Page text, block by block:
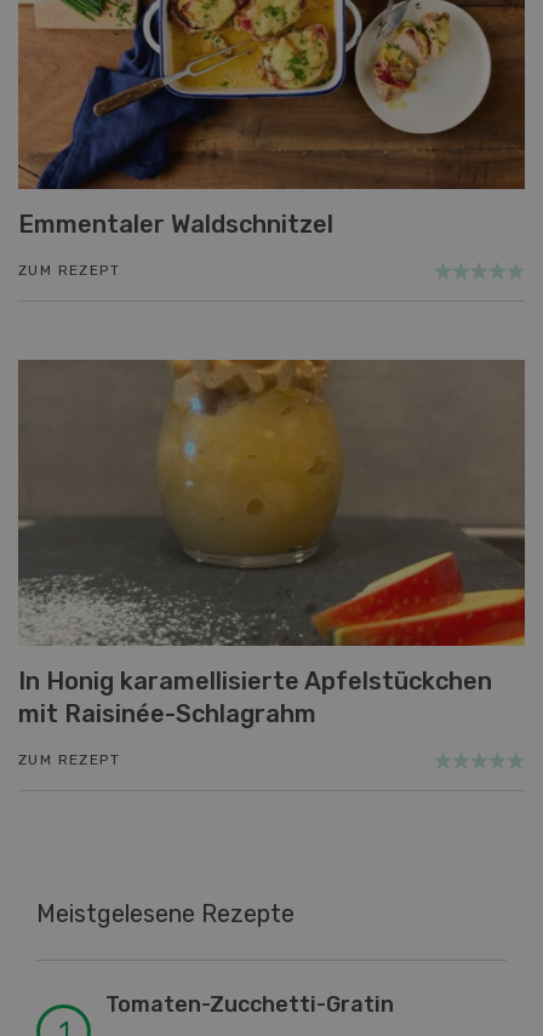
Emmentaler Waldschnitzel
ZUM REZEPT
In Honig karamellisierte Apfelstückchen
mit Raisinée-Schlagrahm
ZUM REZEPT
Meistgelesene Rezepte
Tomaten-Zucchetti-Gratin